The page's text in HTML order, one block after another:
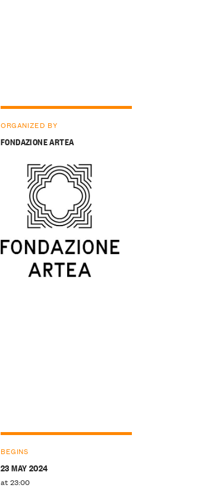
ORGANIZED BY
FONDAZIONE ARTEA
BEGINS
23 MAY 2024
at 23:00